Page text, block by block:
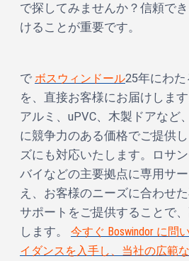
で探してみませんか？信頼で
けることが重要です。
で ボスウィンドール25年にわ
を、直接お客様にお届けしま
アルミ、uPVC、木製ドアなど
に競争力のある価格でご提供
ズにも対応いたします。ロサ
バイなどの主要拠点に専用サ
え、お客様のニーズに合わせ
サポートをご提供することで
します。 今すぐ Boswindor に問
イダンスを入手し、当社の広範